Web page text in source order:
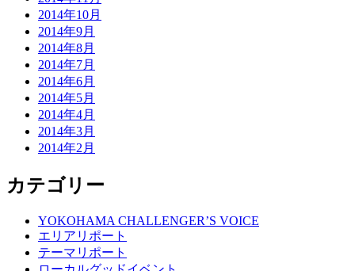
2014年10月
2014年9月
2014年8月
2014年7月
2014年6月
2014年5月
2014年4月
2014年3月
2014年2月
カテゴリー
YOKOHAMA CHALLENGER’S VOICE
エリアリポート
テーマリポート